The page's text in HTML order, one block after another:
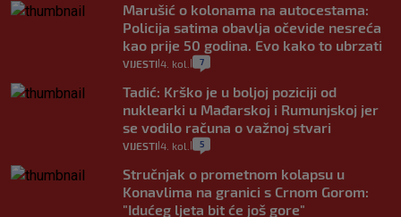
Marušić o kolonama na autocestama:
Policija satima obavlja očevide nesreća
kao prije 50 godina. Evo kako to ubrzati
VIJESTI 4. kol. 7
Tadić: Krško je u boljoj poziciji od
nuklearki u Mađarskoj i Rumunjskoj jer
se vodilo računa o važnoj stvari
VIJESTI 4. kol. 5
Stručnjak o prometnom kolapsu u
Konavlima na granici s Crnom Gorom:
"Idućeg ljeta bit će još gore"